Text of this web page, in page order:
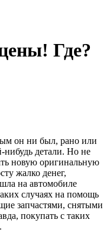
Где?
он ни был, рано или
нибудь детали. Но не
новую оригинальную
жалко денег,
на автомобиле
случаях на помощь
запчастями, снятыми
покупать с таких